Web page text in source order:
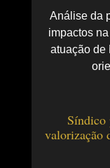
Análise da
impactos
atuação de
Síndico
valorização